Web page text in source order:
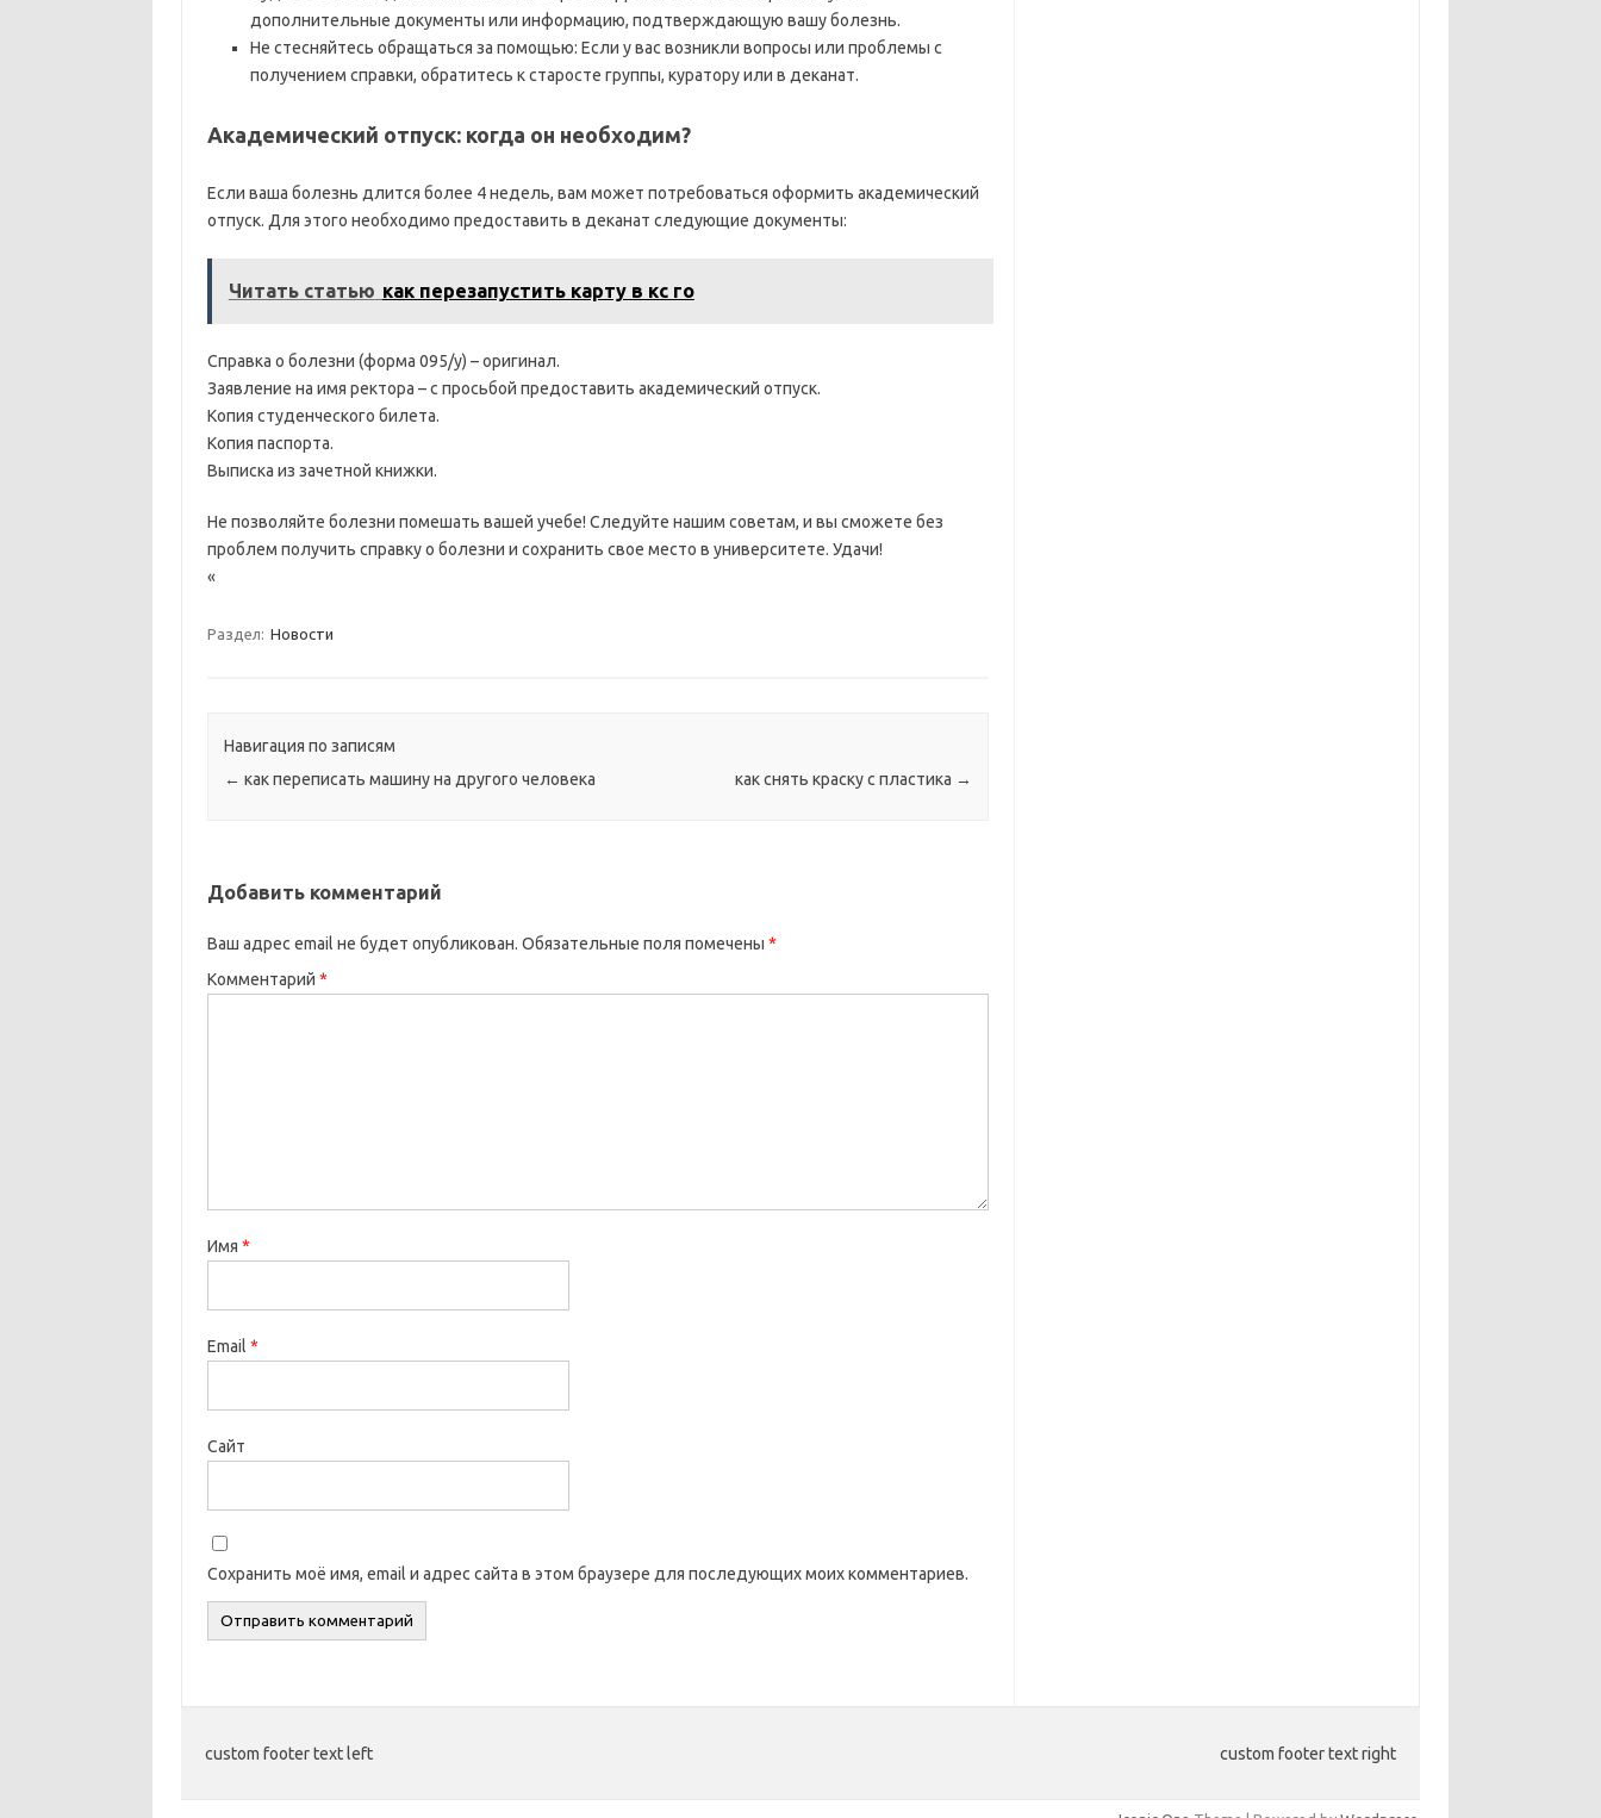
дополнительные документы или информацию, подтверждающую вашу болезнь.
Не стесняйтесь обращаться за помощью: Если у вас возникли вопросы или проблемы с
получением справки, обратитесь к старосте группы, куратору или в деканат.
Академический отпуск: когда он необходим?
Если ваша болезнь длится более 4 недель, вам может потребоваться оформить академический
отпуск. Для этого необходимо предоставить в деканат следующие документы:
Читать статью как перезапустить карту в кс го
Справка о болезни (форма 095/у) – оригинал.
Заявление на имя ректора – с просьбой предоставить академический отпуск.
Копия студенческого билета.
Копия паспорта.
Выписка из зачетной книжки.
Не позволяйте болезни помешать вашей учебе! Следуйте нашим советам, и вы сможете без
проблем получить справку о болезни и сохранить свое место в университете. Удачи!
«
Раздел: Новости
Навигация по записям
← как переписать машину на другого человека как снять краску с пластика →
Добавить комментарий
Ваш адрес email не будет опубликован. Обязательные поля помечены *
Комментарий *
Имя *
Email *
Сайт
Сохранить моё имя, email и адрес сайта в этом браузере для последующих моих комментариев.
custom footer text left custom footer text right